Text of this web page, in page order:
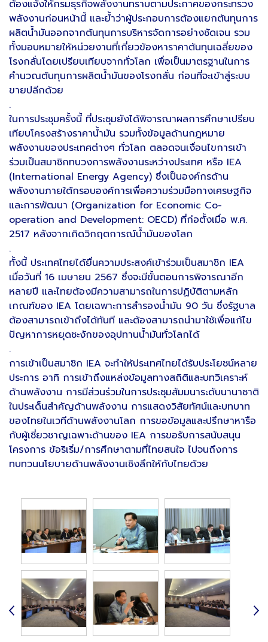
ต้องแจ้งให้กรมธุรกิจพลังงานทราบตามประกาศของกระทรวง
พลังงานก่อนหน้านี้ และย้ำว่าผู้ประกอบการต้องแยกต้นทุนการ
ผลิตน้ำมันออกจากต้นทุนการบริหารจัดการอย่างชัดเจน รวม
ทั้งมอบหมายให้หน่วยงานที่เกี่ยวข้องหาราคาต้นทุนเฉลี่ยของ
โรงกลั่นโดยเปรียบเทียบจากทั่วโลก เพื่อเป็นมาตรฐานในการ
คำนวณต้นทุนการผลิตน้ำมันของโรงกลั่น ก่อนที่จะเข้าสู่ระบบ
ขายปลีกด้วย
.
ในการประชุมครั้งนี้ ที่ประชุมยังได้พิจารณาผลการศึกษาเปรียบ
เทียบโครงสร้างราคาน้ำมัน รวมทั้งข้อมูลด้านกฎหมาย
พลังงานของประเทศต่างๆ ทั่วโลก ตลอดจนเงื่อนไขการเข้า
ร่วมเป็นสมาชิกทบวงการพลังงานระหว่างประเทศ หรือ IEA
(International Energy Agency) ซึ่งเป็นองค์กรด้าน
พลังงานภายใต้กรอบองค์การเพื่อความร่วมมือทางเศรษฐกิจ
และการพัฒนา (Organization for Economic Co-
operation and Development: OECD) ที่ก่อตั้งเมื่อ พ.ศ.
2517 หลังจากเกิดวิกฤตการณ์น้ำมันของโลก
.
ทั้งนี้ ประเทศไทยได้ยื่นความประสงค์เข้าร่วมเป็นสมาชิก IEA
เมื่อวันที่ 16 เมษายน 2567 ซึ่งจะมีขั้นตอนการพิจารณาอีก
หลายปี และไทยต้องมีความสามารถในการปฏิบัติตามหลัก
เกณฑ์ของ IEA โดยเฉพาะการสำรองน้ำมัน 90 วัน ซึ่งรัฐบาล
ต้องสามารถเข้าถึงได้ทันที และต้องสามารถนำมาใช้เพื่อแก้ไข
ปัญหาการหยุดชะงักของอุปทานน้ำมันทั่วโลกได้
.
การเข้าเป็นสมาชิก IEA จะทำให้ประเทศไทยได้รับประโยชน์หลาย
ประการ อาทิ การเข้าถึงแหล่งข้อมูลทางสถิติและบทวิเคราะห์
ด้านพลังงาน การมีส่วนร่วมในการประชุมสัมมนาระดับนานาชาติ
ในประเด็นสำคัญด้านพลังงาน การแสดงวิสัยทัศน์และบทบาท
ของไทยในเวทีด้านพลังงานโลก การขอข้อมูลและปรึกษาหารือ
กับผู้เชี่ยวชาญเฉพาะด้านของ IEA การขอรับการสนับสนุน
โครงการ ข้อริเริ่ม/การศึกษาตามที่ไทยสนใจ ไปจนถึงการ
ทบทวนนโยบายด้านพลังงานเชิงลึกให้กับไทยด้วย